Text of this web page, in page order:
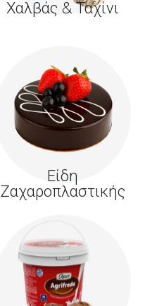
Χαλβάς & Ταχίνι
Είδη
Ζαχαροπλαστικής